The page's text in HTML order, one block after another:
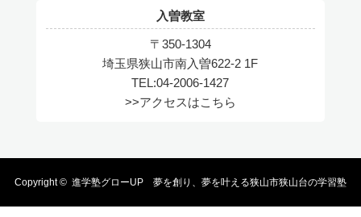
入曽教室
〒350-1304
埼玉県狭山市南入曽622-2 1F
TEL:04-2006-1427
>>アクセスはこちら
Copyright © 進学塾グローUP 夢を創り、夢を叶える狭山市狭山台の学習塾